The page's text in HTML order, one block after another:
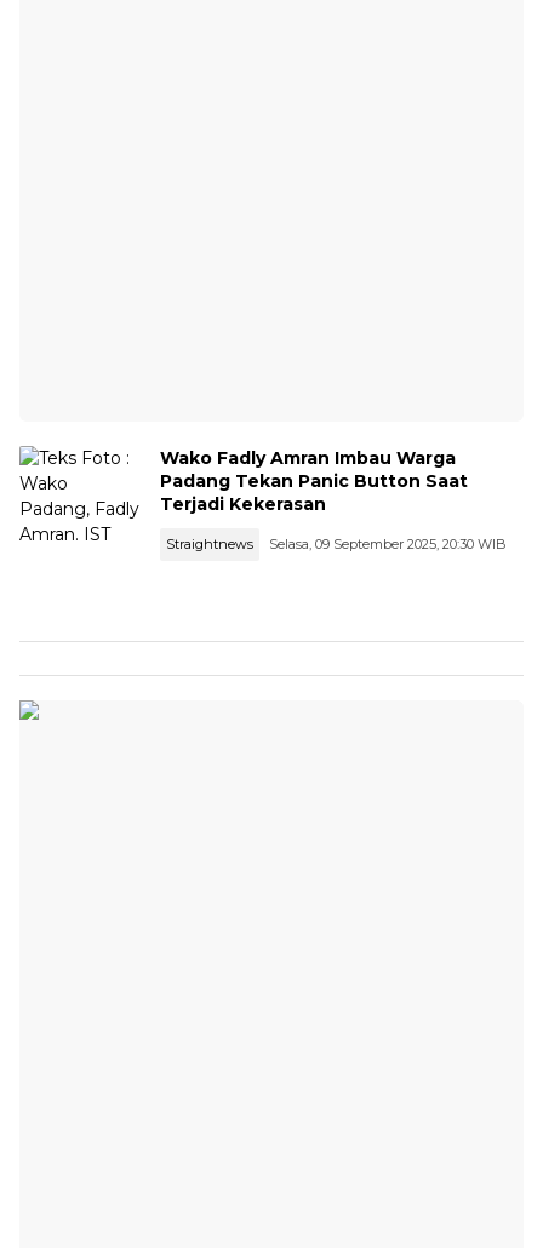
Wako Fadly Amran Imbau Warga
Padang Tekan Panic Button Saat
Terjadi Kekerasan
Straightnews Selasa, 09 September 2025, 20:30 WIB